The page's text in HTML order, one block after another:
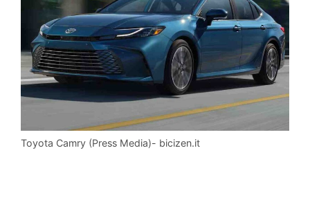
Toyota Camry (Press Media)- bicizen.it